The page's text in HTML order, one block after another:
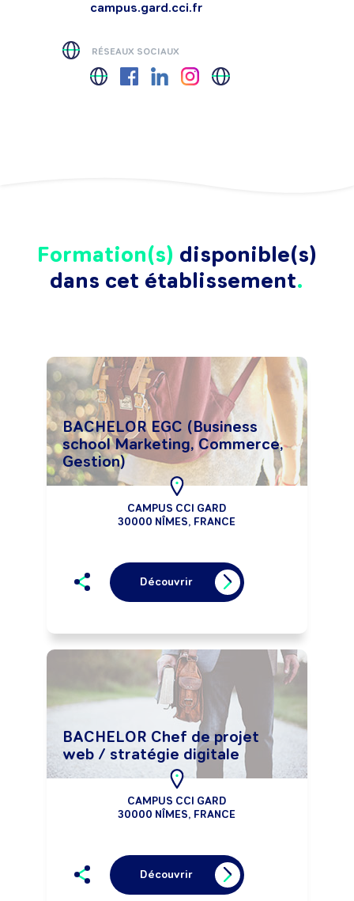
campus.gard.cci.fr
RÉSEAUX SOCIAUX
Formation(s) disponible(s)
dans cet établissement
BACHELOR EGC (Business
school Marketing, Commerce,
Gestion)
CAMPUS CCI GARD
30000 NÎMES, FRANCE
Découvrir
BACHELOR Chef de projet
web / stratégie digitale
CAMPUS CCI GARD
30000 NÎMES, FRANCE
Découvrir